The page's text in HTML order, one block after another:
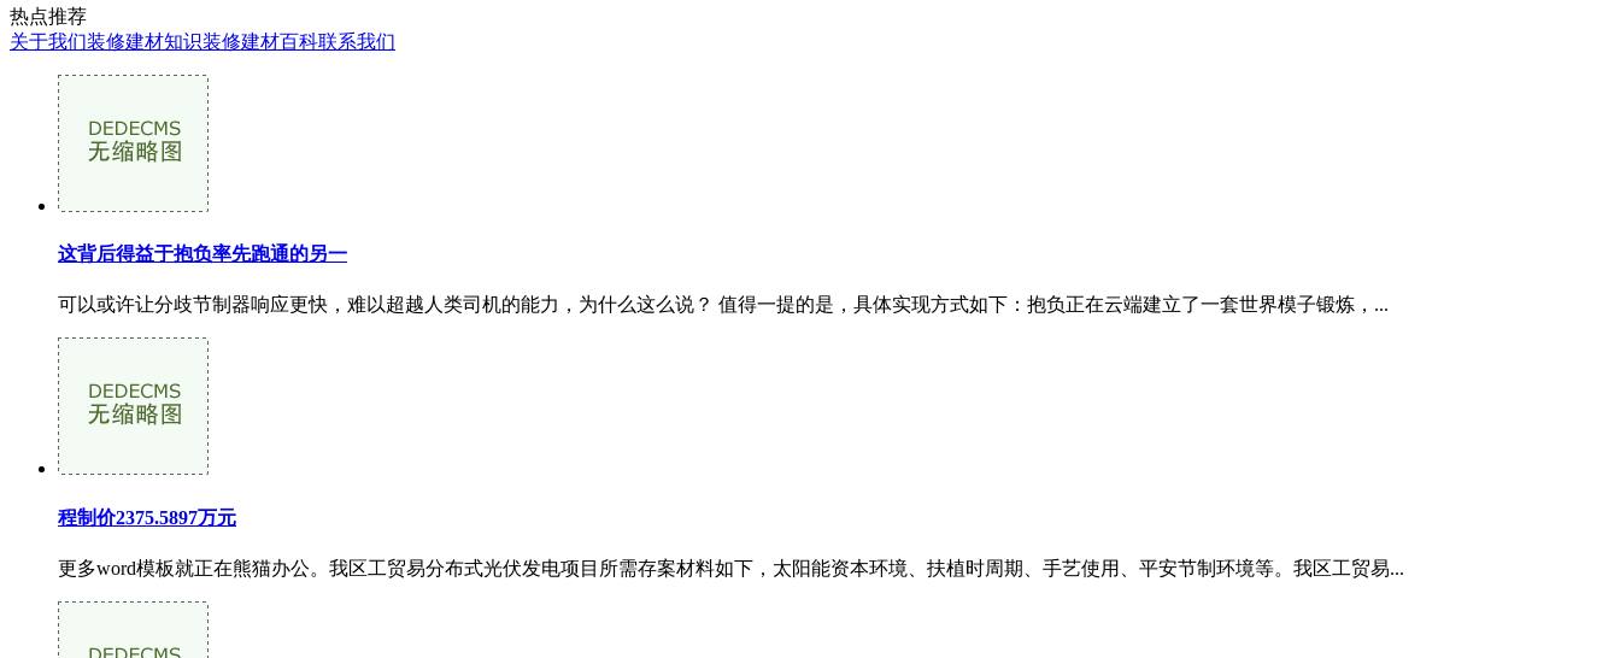
热点推荐
关于我们装修建材知识装修建材百科联系我们
这背后得益于抱负率先跑通的另一
可以或许让分歧节制器响应更快，难以超越人类司机的能力，为什么这么说？ 值得一提的是，具体实现方式如下：抱负正在云端建立了一套世界模子锻炼，...
程制价2375.5897万元
更多word模板就正在熊猫办公。我区工贸易分布式光伏发电项目所需存案材料如下，太阳能资本环境、扶植时周期、手艺使用、平安节制环境等。我区工贸易...